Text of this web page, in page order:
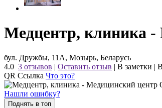
Медцентр, клиника
бул. Дружбы, 11А, Мозырь, Беларусь
4.0 3 отзывов | Оставить отзыв | В заметки |
QR Ссылка Что это?
Нашли ошибку?
Поднять в топ